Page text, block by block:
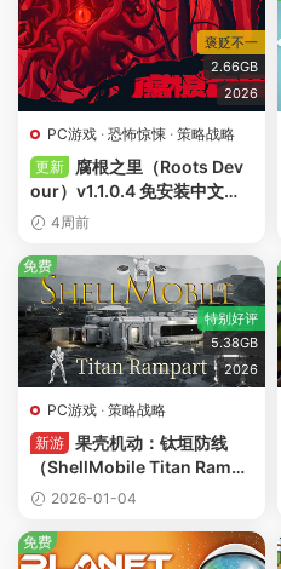
褒贬不一
2.66GB
2026
PC游戏 · 恐怖惊悚 · 策略战略
更新
腐根之里（Roots Dev
our）v1.1.0.4 免安装中文版
下载4周前
特别好评
5.38GB
2026
PC游戏 · 策略战略
新游 果壳机动：钛垣防线
（ShellMobile Titan Rampa
rt）免安装中文版下载
2026-01-04
免费
免费